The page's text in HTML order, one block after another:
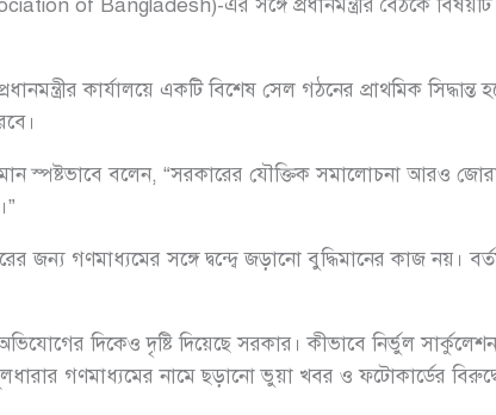
of Bangladesh)-এর সঙ্গে প্রধানমন্ত্রীর বৈঠকে
কার্যালয়ে একটি বিশেষ সেল গঠনের প্রাথমিক সিদ্ধান্ত
স্পষ্টভাবে বলেন, “সরকারের যৌক্তিক সমালোচনা আরও
জন্য গণমাধ্যমের সঙ্গে দ্বন্দ্বে জড়ানো বুদ্ধিমানের কাজ
দিকেও দৃষ্টি দিয়েছে সরকার। কীভাবে নির্ভুল
গণমাধ্যমের নামে ছড়ানো ভুয়া খবর ও ফটোকার্ডের